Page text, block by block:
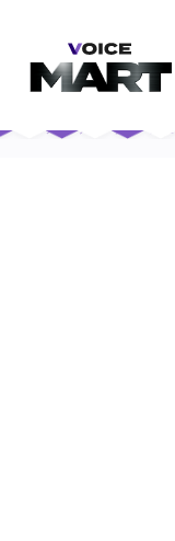
トップ ナレーター・声